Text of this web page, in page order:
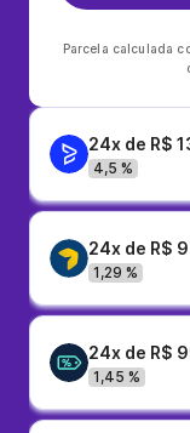
Parcela calculada
24x de R$
4,5 %
24x de R$
1,29 %
24x de R$
1,45 %